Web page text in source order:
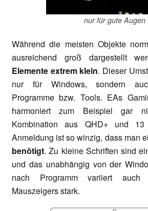
nur für gute Augen
Während die meisten Objekte
ausreichend groß dargestellt
Elemente extrem klein. Dieser
nur für Windows, sondern
Programme bzw. Tools. EAs
harmoniert zum Beispiel gar
Kombination aus QHD+ und
Anmeldung ist so winzig, dass man
benötigt. Zu kleine Schriften sind
und das unabhängig von der
nach Programm variiert
Mauszeigers stark.